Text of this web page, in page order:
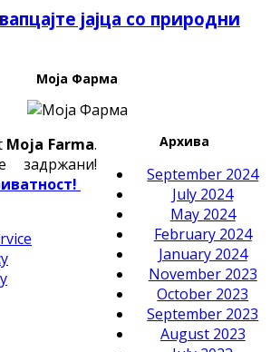
јајца со природни
Моја Фарма
Архива
September 2024
July 2024
May 2024
February 2024
January 2024
November 2023
October 2023
September 2023
August 2023
Moja Farma.
задржани!